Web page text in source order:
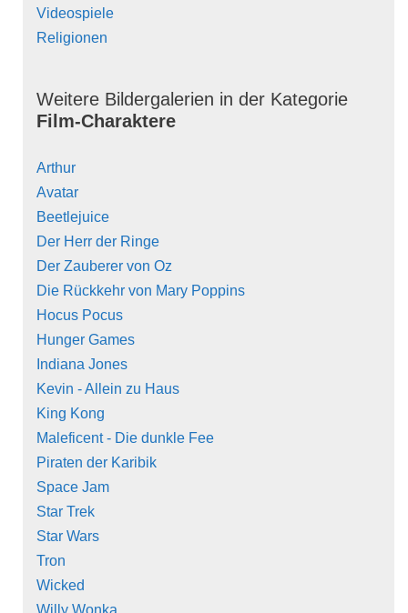
Videospiele
Religionen
Weitere Bildergalerien in der Kategorie
Film-Charaktere
Arthur
Avatar
Beetlejuice
Der Herr der Ringe
Der Zauberer von Oz
Die Rückkehr von Mary Poppins
Hocus Pocus
Hunger Games
Indiana Jones
Kevin - Allein zu Haus
King Kong
Maleficent - Die dunkle Fee
Piraten der Karibik
Space Jam
Star Trek
Star Wars
Tron
Wicked